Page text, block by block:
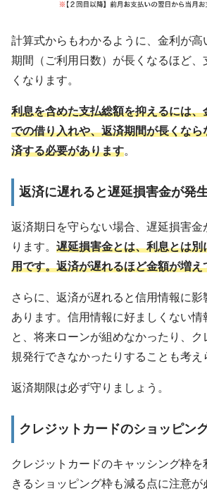
計算式からもわかるように、金利が高
期間（ご利用日数）が長くなるほど、
くなります。
利息を含めた支払総額を抑えるには、
での借り入れや、返済期間が長くなら
済する必要があります。
返済に遅れると遅延損害金が発
返済期日を守らない場合、遅延損害金
ります。 遅延損害金とは、利息とは別
用です。返済が遅れるほど金額が増え
さらに、返済が遅れると信用情報に
あります。信用情報に好ましくない情
と、将来ローンが組めなかったり、
規発行できなかったりすることも考え
返済期限は必ず守りましょう。
クレジットカードのショッピン
クレジットカードのキャッシング枠
きるショッピング枠も減る点に注意が